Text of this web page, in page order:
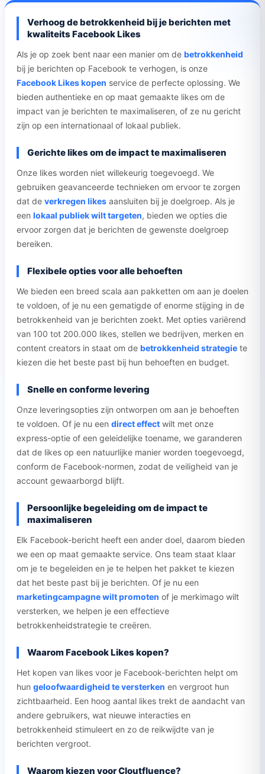
Verhoog de betrokkenheid bij je berichten met
kwaliteits Facebook Likes
Als je op zoek bent naar een manier om de betrokkenheid
bij je berichten op Facebook te verhogen, is onze
Facebook Likes kopen service de perfecte oplossing. We
bieden authentieke en op maat gemaakte likes om de
impact van je berichten te maximaliseren, of ze nu gericht
zijn op een internationaal of lokaal publiek.
Gerichte likes om de impact te maximaliseren
Onze likes worden niet willekeurig toegevoegd. We
gebruiken geavanceerde technieken om ervoor te zorgen
dat de verkregen likes aansluiten bij je doelgroep. Als je
een lokaal publiek wilt targeten, bieden we opties die
ervoor zorgen dat je berichten de gewenste doelgroep
bereiken.
Flexibele opties voor alle behoeften
We bieden een breed scala aan pakketten om aan je doelen
te voldoen, of je nu een gematigde of enorme stijging in de
betrokkenheid van je berichten zoekt. Met opties variërend
van 100 tot 200.000 likes, stellen we bedrijven, merken en
content creators in staat om de betrokkenheid strategie te
kiezen die het beste past bij hun behoeften en budget.
Snelle en conforme levering
Onze leveringsopties zijn ontworpen om aan je behoeften
te voldoen. Of je nu een direct effect wilt met onze
express-optie of een geleidelijke toename, we garanderen
dat de likes op een natuurlijke manier worden toegevoegd,
conform de Facebook-normen, zodat de veiligheid van je
account gewaarborgd blijft.
Persoonlijke begeleiding om de impact te
maximaliseren
Elk Facebook-bericht heeft een ander doel, daarom bieden
we een op maat gemaakte service. Ons team staat klaar
om je te begeleiden en je te helpen het pakket te kiezen
dat het beste past bij je berichten. Of je nu een
marketingcampagne wilt promoten of je merkimago wilt
versterken, we helpen je een effectieve
betrokkenheidstrategie te creëren.
Waarom Facebook Likes kopen?
Het kopen van likes voor je Facebook-berichten helpt om
hun geloofwaardigheid te versterken en vergroot hun
zichtbaarheid. Een hoog aantal likes trekt de aandacht van
andere gebruikers, wat nieuwe interacties en
betrokkenheid stimuleert en zo de reikwijdte van je
berichten vergroot.
Waarom kiezen voor Cloutfluence?